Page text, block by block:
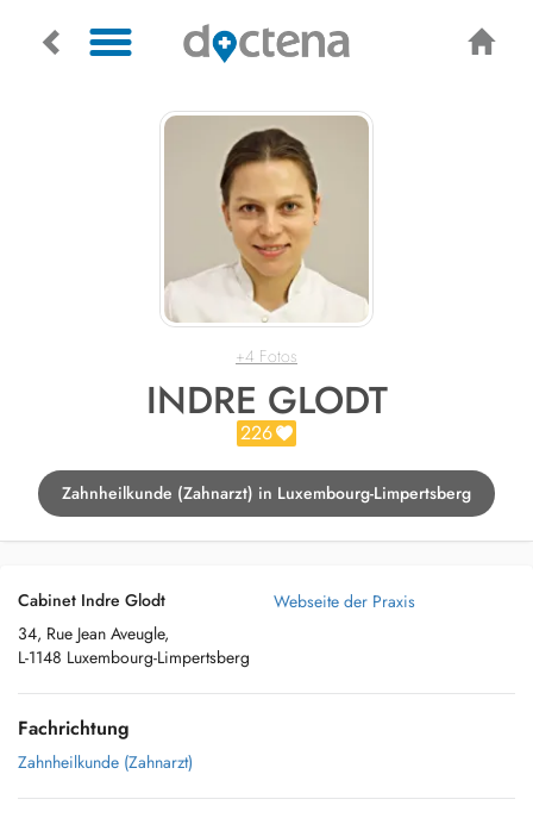
+4 Fotos
INDRE GLODT
226
Zahnheilkunde (Zahnarzt) in Luxembourg-Limpertsberg
Cabinet Indre Glodt
34, Rue Jean Aveugle,
L-1148 Luxembourg-Limpertsberg
Webseite der Praxis
Fachrichtung
Zahnheilkunde (Zahnarzt)